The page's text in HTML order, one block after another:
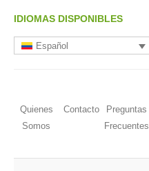
IDIOMAS DISPONIBLES
Español
Quienes
Somos
Contacto
Preguntas
Frecuentes